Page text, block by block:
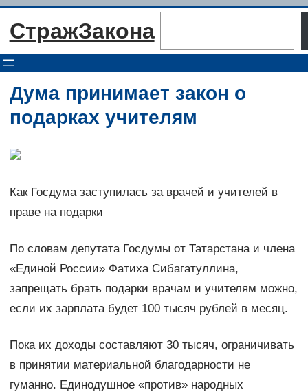
Перейти
СтражЗакона
Дума принимает закон о
подарках учителям
Как Госдума заступилась за врачей и учителей в
праве на подарки
По словам депутата Госдумы от Татарстана и члена
«Единой России» Фатиха Сибагатуллина,
запрещать брать подарки врачам и учителям можно,
если их зарплата будет 100 тысяч рублей в месяц.
Пока их доходы составляют 30 тысяч, ограничивать
в принятии материальной благодарности не
гуманно. Единодушное «против» народных